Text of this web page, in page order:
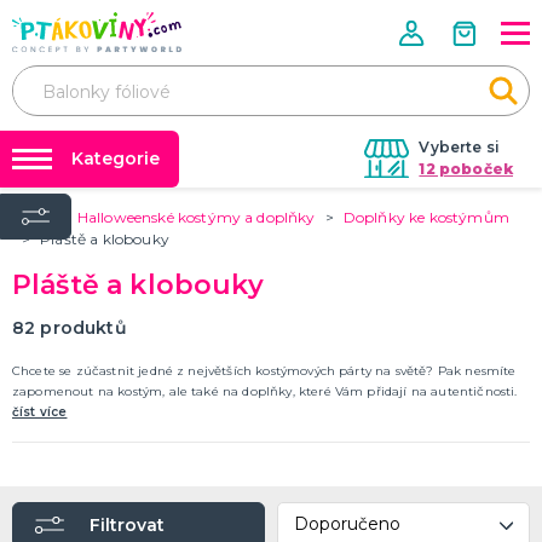
Vyberte si
12 poboček
❤️ Rozlučky se svobodou ❤️
Dárky s potiskem
Nafukování balónků
Půjčovna kostýmů
Tabulky velikostí
Kategorie
VALENTÝN
Valentýnské dekorace
Valentýnské kostýmy
DALŠÍ KATEGORIE
PÁLENÍ ČARODEJNIC
Čarodejnické klobouky
Strašidelná výzdoba a dekorace
Doplňky ke kostýmům
DALŠÍ KATEGORIE
Úvod Halloweenské kostýmy a doplňky
Doplňky ke kostýmům
Pláště a klobouky
Pláště a klobouky
82 produktů
Chcete se zúčastnit jedné z největších kostýmových párty na světě? Pak nesmíte
zapomenout na kostým, ale také na doplňky, které Vám přidají na autentičnosti.
číst více
Filtrovat